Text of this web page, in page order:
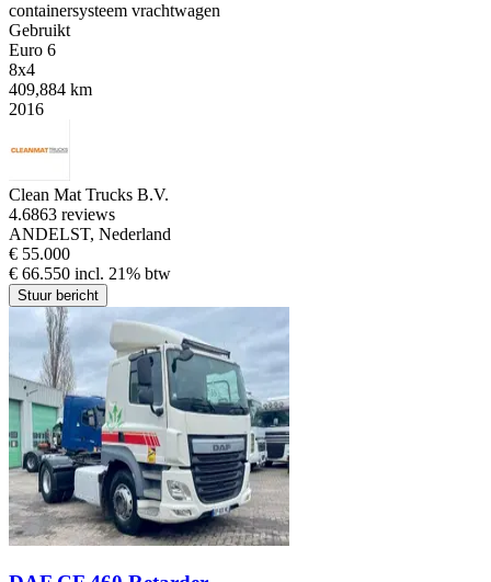
containersysteem vrachtwagen
Gebruikt
Euro 6
8x4
409,884 km
2016
Clean Mat Trucks B.V.
4.6863 reviews
ANDELST, Nederland
€ 55.000
€ 66.550 incl. 21% btw
Stuur bericht